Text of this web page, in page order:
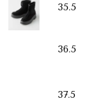
35.5
36.5
37.5